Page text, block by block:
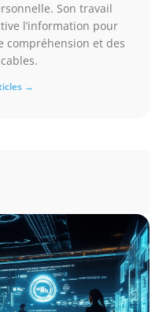
Son travail
l’information pour
compréhension et des
→